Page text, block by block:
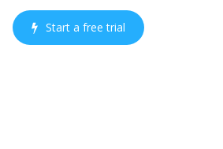
Start a free trial